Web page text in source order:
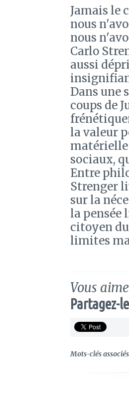
Jamais le
nous
nous
Carlo
aussi
Dans une
coups de
la valeur
matérielle
sociaux,
Entre
Strenger
sur la
la pensée
citoyen du
limites
Vous
Partagez-
Mots-clés